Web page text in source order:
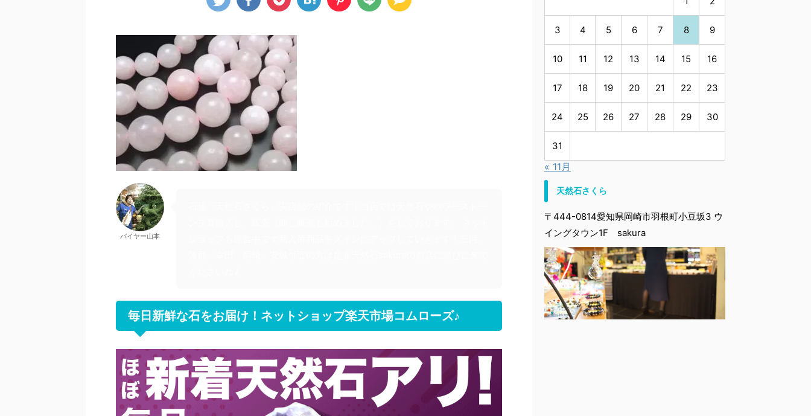
バイヤー山本
毎日新鮮な石をお届け！ネットショップ楽天市場コムローズ♪
3 4 5 6 7 8 9
10 11 12 13 14 15 16
17 18 19 20 21 22 23
24 25 26 27 28 29 30
31
« 11月
天然石さくら
〒444-0814愛知県岡崎市羽根町小豆坂3 ウ
イングタウン1F sakura